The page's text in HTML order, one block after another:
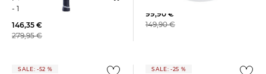
- 16 x 20
146,35 €
279,95 €
99,90 €
149,90 €
SALE: -52 % SALE: -25 %